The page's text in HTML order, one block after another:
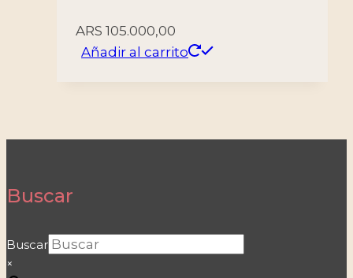
ARS 105.000,00
Añadir al carrito
Buscar
Buscar
×